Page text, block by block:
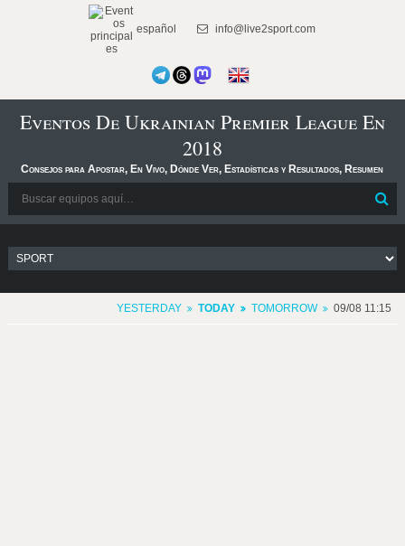
español info@live2sport.com
Eventos De Ukrainian Premier League En
2018
Consejos para Apostar, En Vivo, Dónde Ver, Estadísticas y Resultados, Resumen
YESTERDAY TODAY TOMORROW 09/08 11:15